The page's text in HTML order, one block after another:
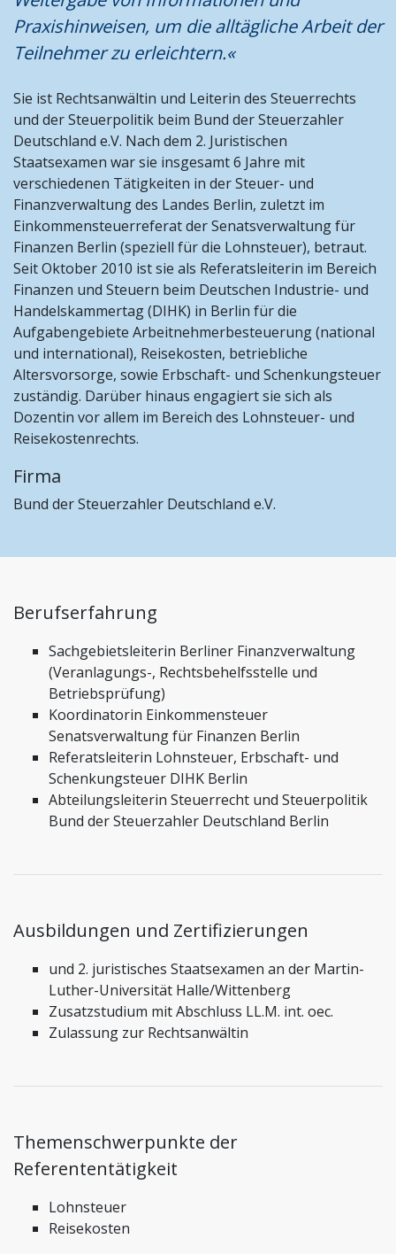
Zoll und Außenhandel
Praxishinweisen, um die alltägliche Arbeit der
Teilnehmer zu erleichtern.«
Sie ist Rechtsanwältin und Leiterin des Steuerrechts
und der Steuerpolitik beim Bund der Steuerzahler
Deutschland e.V. Nach dem 2. Juristischen
Staatsexamen war sie insgesamt 6 Jahre mit
verschiedenen Tätigkeiten in der Steuer- und
Finanzverwaltung des Landes Berlin, zuletzt im
Einkommensteuerreferat der Senatsverwaltung für
Finanzen Berlin (speziell für die Lohnsteuer), betraut.
Seit Oktober 2010 ist sie als Referatsleiterin im Bereich
Finanzen und Steuern beim Deutschen Industrie- und
Handelskammertag (DIHK) in Berlin für die
Aufgabengebiete Arbeitnehmerbesteuerung (national
und international), Reisekosten, betriebliche
Altersvorsorge, sowie Erbschaft- und Schenkungsteuer
zuständig. Darüber hinaus engagiert sie sich als
Dozentin vor allem im Bereich des Lohnsteuer- und
Reisekostenrechts.
Firma
Bund der Steuerzahler Deutschland e.V.
Berufserfahrung
Sachgebietsleiterin Berliner Finanzverwaltung
(Veranlagungs-, Rechtsbehelfsstelle und
Betriebsprüfung)
Koordinatorin Einkommensteuer
Senatsverwaltung für Finanzen Berlin
Referatsleiterin Lohnsteuer, Erbschaft- und
Schenkungsteuer DIHK Berlin
Abteilungsleiterin Steuerrecht und Steuerpolitik
Bund der Steuerzahler Deutschland Berlin
Ausbildungen und Zertifizierungen
und 2. juristisches Staatsexamen an der Martin-
Luther-Universität Halle/Wittenberg
Zusatzstudium mit Abschluss LL.M. int. oec.
Zulassung zur Rechtsanwältin
Themenschwerpunkte der
Referententätigkeit
Lohnsteuer
Reisekosten